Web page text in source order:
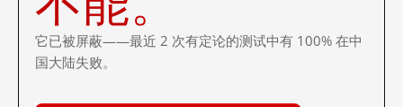
它已被屏蔽——最近 2 次有定论的测试中有 100% 在中
国大陆失败。